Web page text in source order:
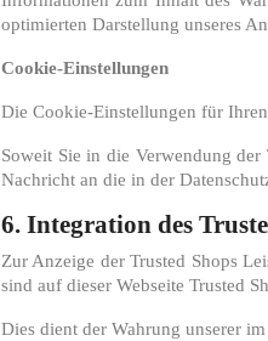
optimierten Darstellung unseres
Cookie-Einstellungen
Die Cookie-Einstellungen für
Soweit Sie in die Verwendung
Nachricht an die in der
6. Integration des
Zur Anzeige der Trusted Shops
sind auf dieser Webseite Trusted
Dies dient der Wahrung unserer